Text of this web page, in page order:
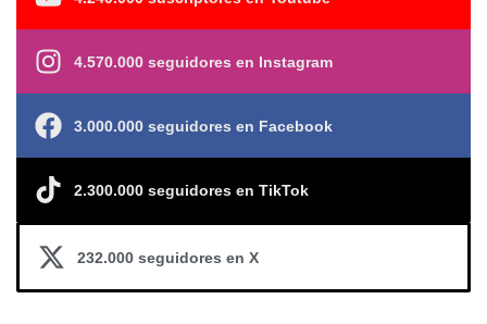
4.570.000 seguidores en Instagram
3.000.000 seguidores en Facebook
2.300.000 seguidores en TikTok
232.000 seguidores en X